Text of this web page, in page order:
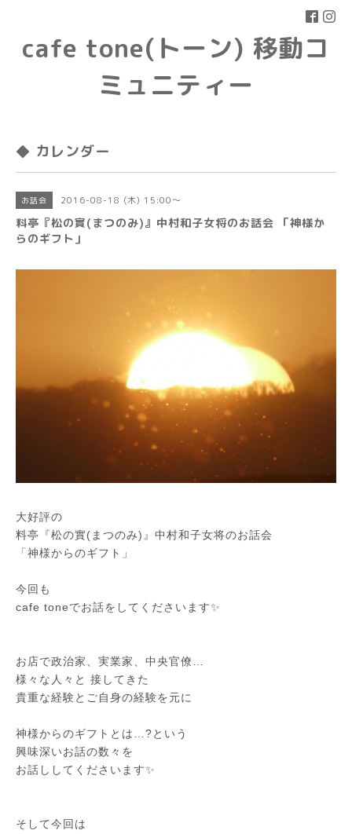
cafe tone(トーン) 移動コ
ミュニティー
◆ カレンダー
お話会 2016-08-18 (木) 15:00～
料亭『松の實(まつのみ)』中村和子女将のお話会 「神様か
らのギフト」
大好評の
料亭『松の實(まつのみ)』中村和子女将のお話会
「神様からのギフト」
今回も
cafe toneでお話をしてくださいます✨
お店で政治家、実業家、中央官僚…
様々な人々と 接してきた
貴重な経験とご自身の経験を元に
神様からのギフトとは…?という
興味深いお話の数々を
お話ししてくださいます✨
そして今回は